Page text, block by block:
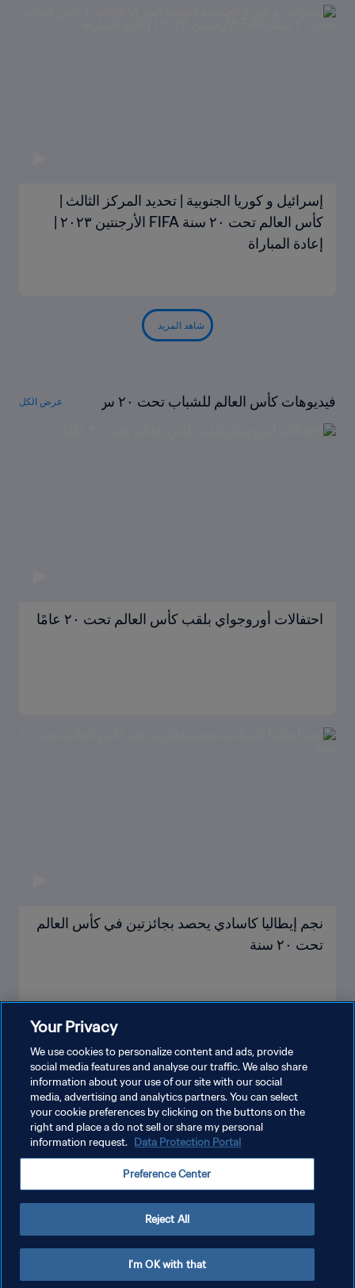
إسرائيل و كوريا الجنوبية | تحديد المركز الثالث |
كأس العالم تحت ٢٠ سنة FIFA الأرجنتين ٢٠٢٣ |
إعادة المباراة
شاهد المزيد
فيديوهات كأس العالم للشباب تحت ٢٠ س
نة FIFA™
عرض الكل
احتفالات أوروجواي بلقب كأس العالم تحت ٢٠ عامًا
نجم إيطاليا كاسادي يحصد بجائزتين في كأس العالم
تحت ٢٠ سنة
شاهد المزيد
سياسة الخصوصية
شروط الخدمة
Your Privacy
We use cookies to personalize content and ads, provide
social media features and analyse our traffic. We also share
information about your use of our site with our social
media, advertising and analytics partners. You can select
your cookie preferences by clicking on the buttons on the
right and place a do not sell or share my personal
information request. Data Protection Portal
Preference Center
Reject All
I'm OK with that